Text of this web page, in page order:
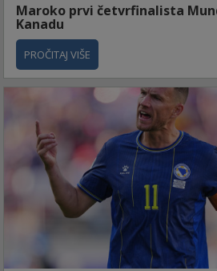
Maroko prvi četvrfinalista
Kanadu
PROČITAJ VIŠE